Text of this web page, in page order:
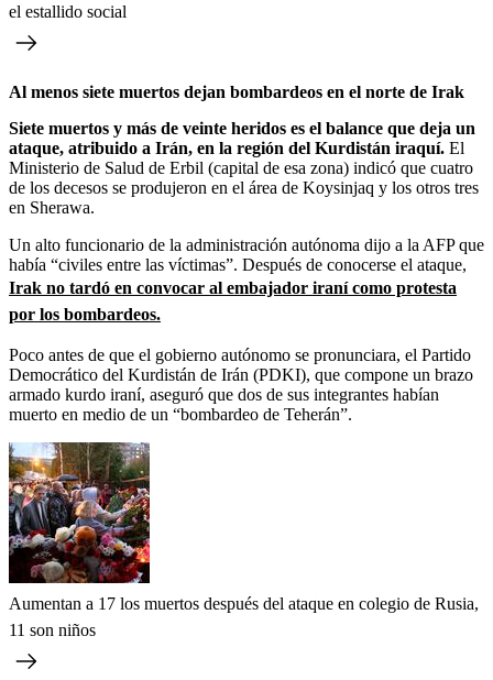
el estallido social
Al menos siete muertos dejan bombardeos en el norte de Irak
Siete muertos y más de veinte heridos es el balance que deja un
ataque, atribuido a Irán, en la región del Kurdistán iraquí. El
Ministerio de Salud de Erbil (capital de esa zona) indicó que cuatro
de los decesos se produjeron en el área de Koysinjaq y los otros tres
en Sherawa.
Un alto funcionario de la administración autónoma dijo a la AFP que
había “civiles entre las víctimas”. Después de conocerse el ataque,
Irak no tardó en convocar al embajador iraní como protesta
por los bombardeos.
Poco antes de que el gobierno autónomo se pronunciara, el Partido
Democrático del Kurdistán de Irán (PDKI), que compone un brazo
armado kurdo iraní, aseguró que dos de sus integrantes habían
muerto en medio de un “bombardeo de Teherán”.
Aumentan a 17 los muertos después del ataque en colegio de Rusia,
11 son niños